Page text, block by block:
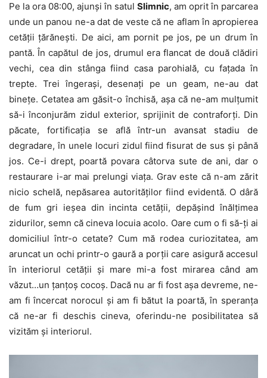
Pe la ora 08:00, ajunşi în satul Slimnic, am oprit în parcarea
unde un panou ne-a dat de veste că ne aflam în apropierea
cetăţii ţărăneşti. De aici, am pornit pe jos, pe un drum în
pantă. În capătul de jos, drumul era flancat de două clădiri
vechi, cea din stânga fiind casa parohială, cu faţada în
trepte. Trei îngeraşi, desenaţi pe un geam, ne-au dat
bineţe. Cetatea am găsit-o închisă, aşa că ne-am mulţumit
să-i înconjurăm zidul exterior, sprijinit de contraforţi. Din
păcate, fortificaţia se află într-un avansat stadiu de
degradare, în unele locuri zidul fiind fisurat de sus şi până
jos. Ce-i drept, poartă povara câtorva sute de ani, dar o
restaurare i-ar mai prelungi viaţa. Grav este că n-am zărit
nicio schelă, nepăsarea autorităţilor fiind evidentă. O dâră
de fum gri ieşea din incinta cetăţii, depăşind înălţimea
zidurilor, semn că cineva locuia acolo. Oare cum o fi să-ţi ai
domiciliul într-o cetate? Cum mă rodea curiozitatea, am
aruncat un ochi printr-o gaură a porţii care asigură accesul
în interiorul cetăţii şi mare mi-a fost mirarea când am
văzut…un ţanţoş cocoş. Dacă nu ar fi fost aşa devreme, ne-
am fi încercat norocul şi am fi bătut la poartă, în speranţa
că ne-ar fi deschis cineva, oferindu-ne posibilitatea să
vizităm şi interiorul.